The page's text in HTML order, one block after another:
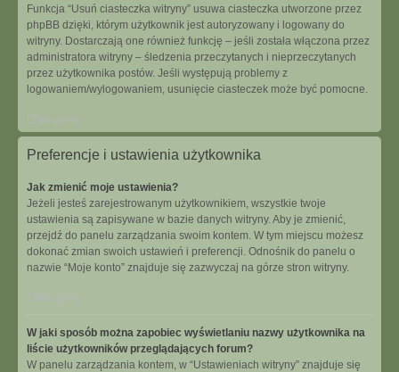
Funkcja “Usuń ciasteczka witryny” usuwa ciasteczka utworzone przez
phpBB dzięki, którym użytkownik jest autoryzowany i logowany do
witryny. Dostarczają one również funkcję – jeśli została włączona przez
administratora witryny – śledzenia przeczytanych i nieprzeczytanych
przez użytkownika postów. Jeśli występują problemy z
logowaniem/wylogowaniem, usunięcie ciasteczek może być pomocne.
Na górę
Preferencje i ustawienia użytkownika
Jak zmienić moje ustawienia?
Jeżeli jesteś zarejestrowanym użytkownikiem, wszystkie twoje
ustawienia są zapisywane w bazie danych witryny. Aby je zmienić,
przejdź do panelu zarządzania swoim kontem. W tym miejscu możesz
dokonać zmian swoich ustawień i preferencji. Odnośnik do panelu o
nazwie “Moje konto” znajduje się zazwyczaj na górze stron witryny.
W jaki sposób można zapobiec wyświetlaniu nazwy użytkownika na
liście użytkowników przeglądających forum?
W panelu zarządzania kontem, w “Ustawieniach witryny” znajduje się